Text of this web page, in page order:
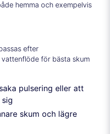
hemma och exempelvis
efter
för bästa skum
pulsering eller att
sig
skum och lägre